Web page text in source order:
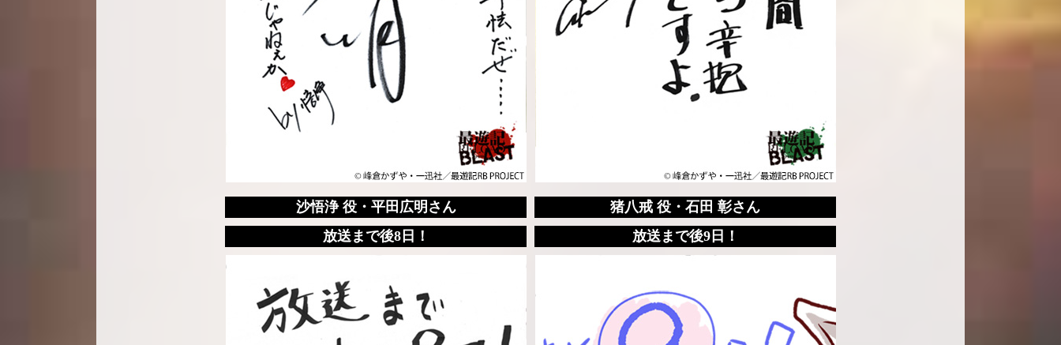
沙悟浄 役・平田広明さん
猪八戒 役・石田 彰さん
放送まで後8日！
放送まで後9日！